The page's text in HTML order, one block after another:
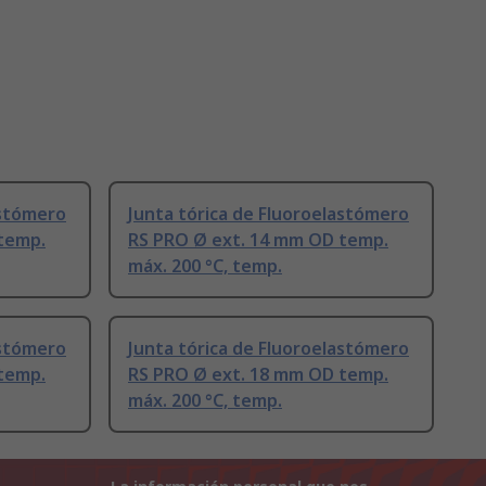
Junta tórica de Fluoroelastómero
RS PRO Ø ext. 14 mm OD temp.
máx. 200 °C, temp.
Junta tórica de Fluoroelastómero
RS PRO Ø ext. 18 mm OD temp.
máx. 200 °C, temp.